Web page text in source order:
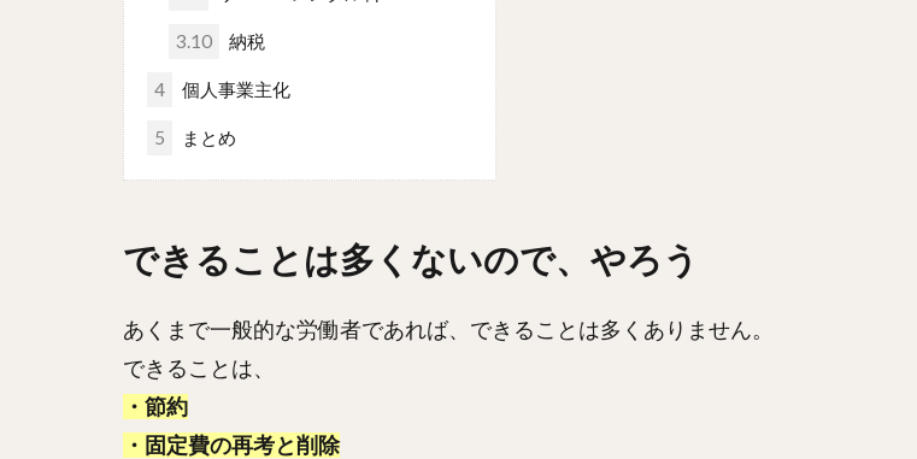
3.10 納税
4 個人事業主化
5 まとめ
できることは多くないので、やろう
あくまで一般的な労働者であれば、できることは多くありません。
できることは、
・節約
・固定費の再考と削除